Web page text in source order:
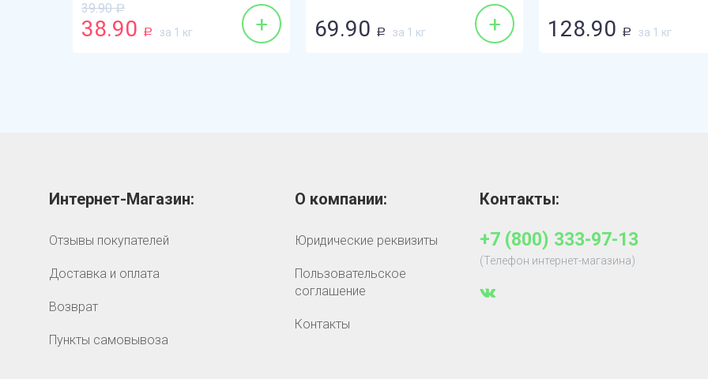
39.90 Р
38.90 Р за 1 кг + 69.90 Р за 1 кг + 128.90 Р за 1 кг
Интернет-Магазин:
Отзывы покупателей
Доставка и оплата
Возврат
Пункты самовывоза
О компании:
Юридические реквизиты
Пользовательское
соглашение
Контакты
Контакты:
+7 (800) 333-97-13
(Телефон интернет-магазина)